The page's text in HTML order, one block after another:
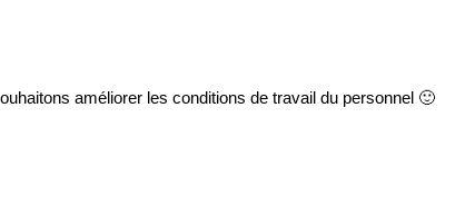
améliorer les conditions de travail du personnel 🙂